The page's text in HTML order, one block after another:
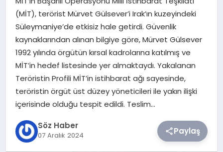
SAĞLIK
DÜNYA
TEKNOLOJI
SIYASET
YAŞAM
(MİT), terörist Mürvet Gülsever’i Irak’ın kuzeyindeki
Süleymaniye’de etkisiz hale getirdi. Güvenlik
kaynaklarından alınan bilgiye göre, Mürvet Gülsever
1992 yılında örgütün kırsal kadrolarına katılmış ve
MİT’in hedef listesinde yer almaktaydı. Yakalanan
Teröristin Profili MİT’in istihbarat ağı sayesinde,
teröristin örgüt üst düzey yöneticileri ile yakın ilişki
içerisinde olduğu tespit edildi. Teslim…
Söz Haber
07 Aralık 2024 Paylaş